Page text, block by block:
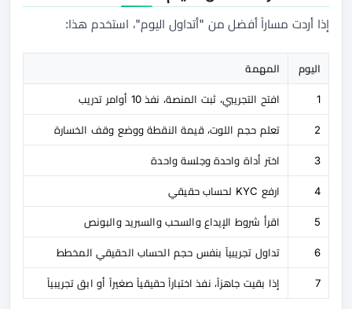
إذا أردت مساراً أفضل من "أتداول اليوم"، استخدم هذا:
اليوم المهمة
1 افتح التجريبي، ثبت المنصة، نفذ 10 أوامر تدريب
2 تعلم حجم اللوت، قيمة النقطة ووضع وقف الخسارة
3 اختر أداة واحدة وجلسة واحدة
4 ارفع KYC لحساب حقيقي
5 اقرأ شروط الإيداع والسحب والسبريد والبونص
6 تداول تجريبياً بنفس حجم الحساب الحقيقي المخطط
7 إذا بقيت جاهزاً، نفذ اختباراً حقيقياً صغيراً أو ابق تجريبياً